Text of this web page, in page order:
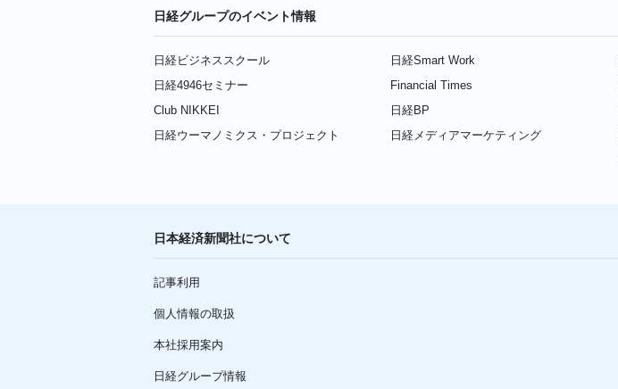
日経グループのイベント情報
日経ビジネススクール
日経4946セミナー
Club NIKKEI
日経ウーマノミクス・プロジェクト
日経Smart Work
Financial Times
日経BP
日経メディアマーケティング
日本経済新聞社について
記事利用
個人情報の取扱
本社採用案内
日経グループ情報